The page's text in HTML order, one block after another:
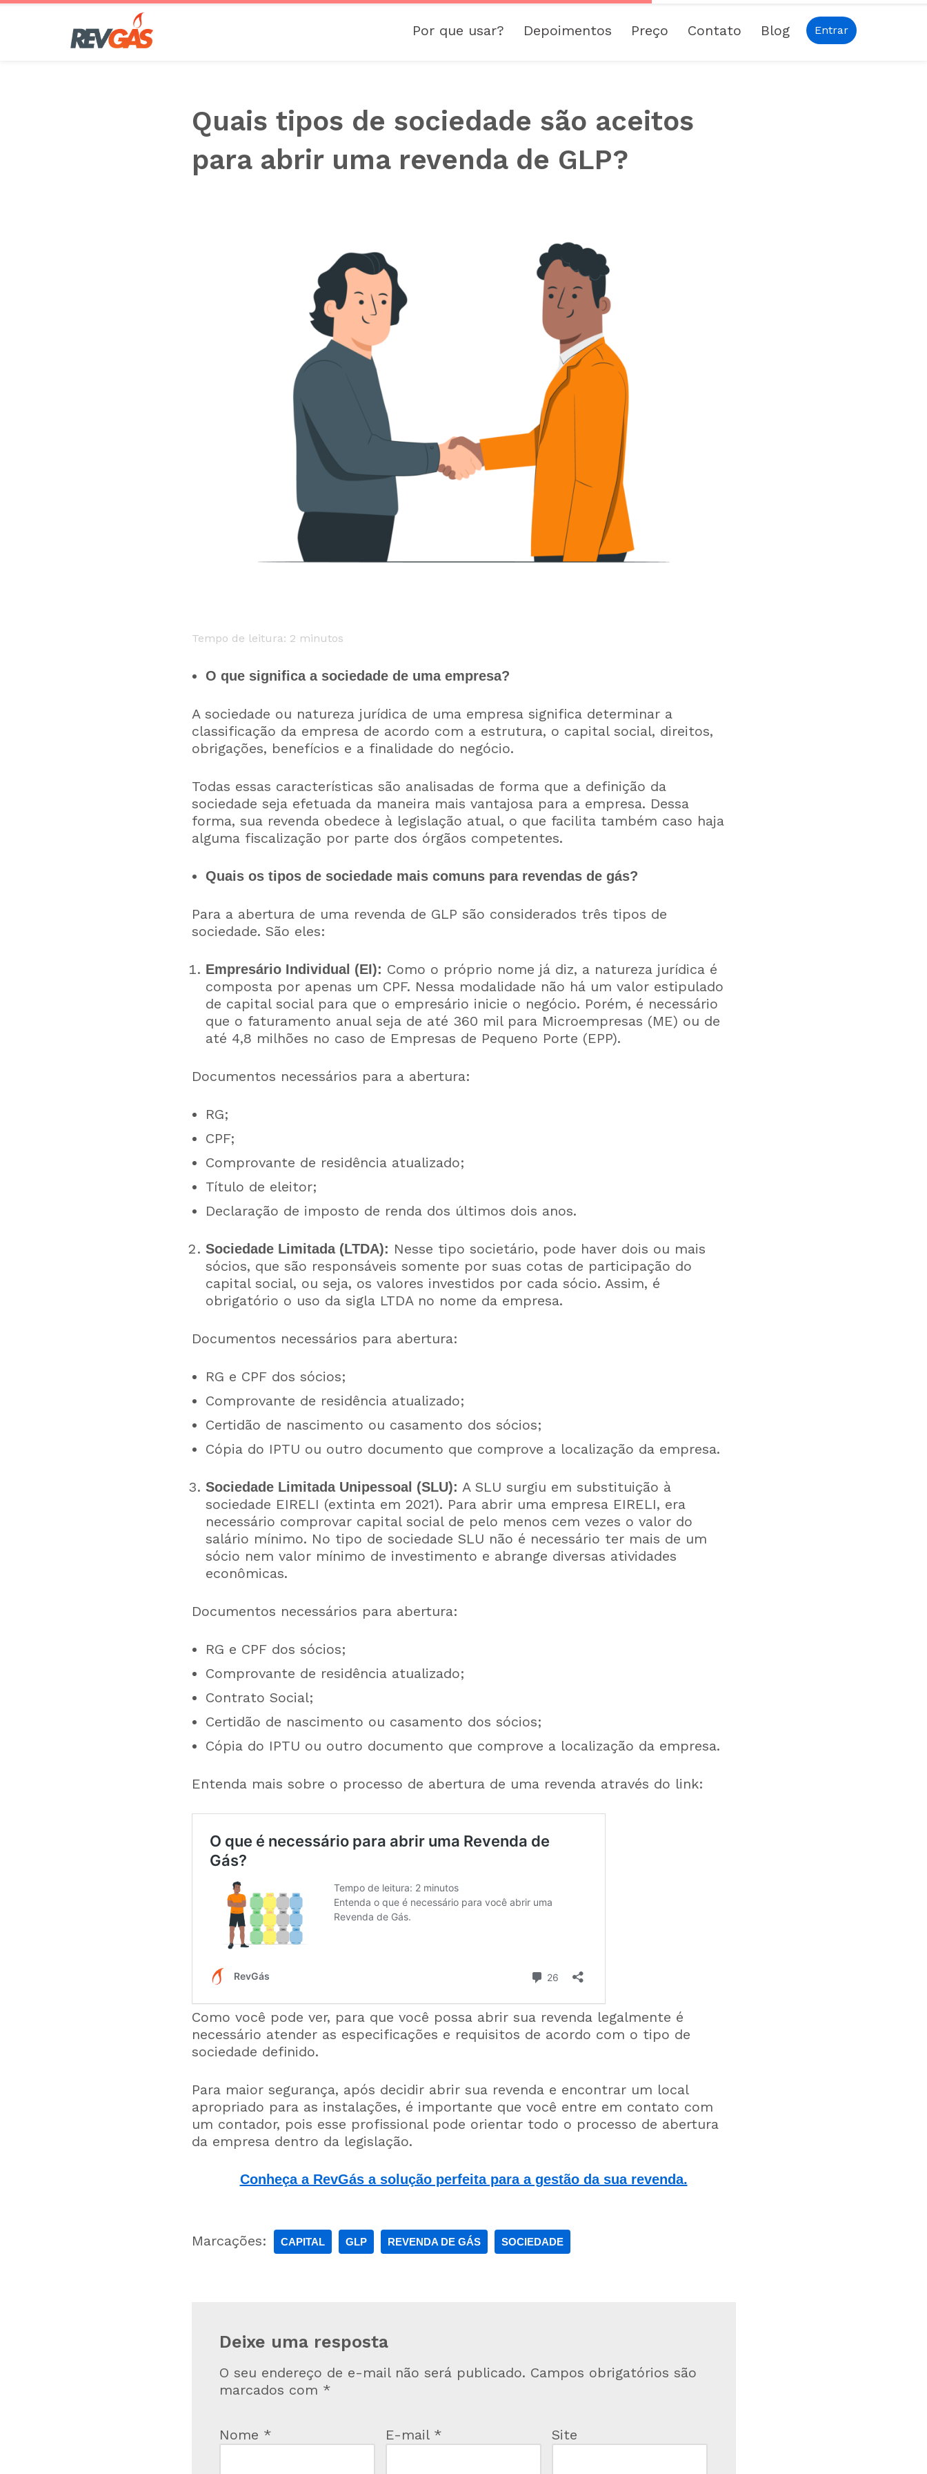
Por que usar? Depoimentos Preço Contato Blog Entrar
Quais tipos de sociedade são aceitos
para abrir uma revenda de GLP?
Tempo de leitura: 2 minutos
O que significa a sociedade de uma empresa?
A sociedade ou natureza jurídica de uma empresa significa determinar a
classificação da empresa de acordo com a estrutura, o capital social, direitos,
obrigações, benefícios e a finalidade do negócio.
Todas essas características são analisadas de forma que a definição da
sociedade seja efetuada da maneira mais vantajosa para a empresa. Dessa
forma, sua revenda obedece à legislação atual, o que facilita também caso haja
alguma fiscalização por parte dos órgãos competentes.
Quais os tipos de sociedade mais comuns para revendas de gás?
Para a abertura de uma revenda de GLP são considerados três tipos de
sociedade. São eles:
Empresário Individual (EI): Como o próprio nome já diz, a natureza jurídica é
composta por apenas um CPF. Nessa modalidade não há um valor estipulado
de capital social para que o empresário inicie o negócio. Porém, é necessário
que o faturamento anual seja de até 360 mil para Microempresas (ME) ou de
até 4,8 milhões no caso de Empresas de Pequeno Porte (EPP).
Documentos necessários para a abertura:
RG;
CPF;
Comprovante de residência atualizado;
Título de eleitor;
Declaração de imposto de renda dos últimos dois anos.
Sociedade Limitada (LTDA): Nesse tipo societário, pode haver dois ou mais
sócios, que são responsáveis somente por suas cotas de participação do
capital social, ou seja, os valores investidos por cada sócio. Assim, é
obrigatório o uso da sigla LTDA no nome da empresa.
Documentos necessários para abertura:
RG e CPF dos sócios;
Comprovante de residência atualizado;
Certidão de nascimento ou casamento dos sócios;
Cópia do IPTU ou outro documento que comprove a localização da empresa.
Sociedade Limitada Unipessoal (SLU): A SLU surgiu em substituição à
sociedade EIRELI (extinta em 2021). Para abrir uma empresa EIRELI, era
necessário comprovar capital social de pelo menos cem vezes o valor do
salário mínimo. No tipo de sociedade SLU não é necessário ter mais de um
sócio nem valor mínimo de investimento e abrange diversas atividades
econômicas.
Documentos necessários para abertura:
RG e CPF dos sócios;
Comprovante de residência atualizado;
Contrato Social;
Certidão de nascimento ou casamento dos sócios;
Cópia do IPTU ou outro documento que comprove a localização da empresa.
Entenda mais sobre o processo de abertura de uma revenda através do link:
Como você pode ver, para que você possa abrir sua revenda legalmente é
necessário atender as especificações e requisitos de acordo com o tipo de
sociedade definido.
Para maior segurança, após decidir abrir sua revenda e encontrar um local
apropriado para as instalações, é importante que você entre em contato com
um contador, pois esse profissional pode orientar todo o processo de abertura
da empresa dentro da legislação.
Conheça a RevGás a solução perfeita para a gestão da sua revenda.
Marcações: CAPITAL GLP REVENDA DE GÁS SOCIEDADE
Deixe uma resposta
O seu endereço de e-mail não será publicado. Campos obrigatórios são
marcados com *
Nome * E-mail * Site